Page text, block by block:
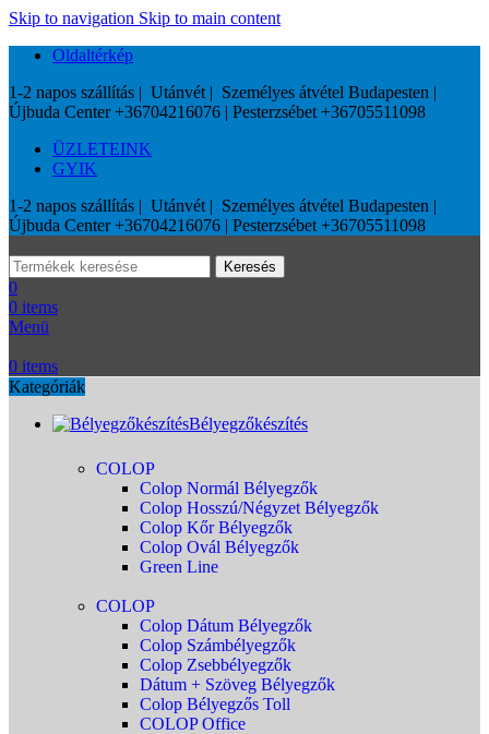
Skip to navigation Skip to main content
Oldaltérkép
1-2 napos szállítás | Utánvét | Személyes átvétel Budapesten |
Újbuda Center +36704216076 | Pesterzsébet +36705511098
ÜZLETEINK
GYIK
1-2 napos szállítás | Utánvét | Személyes átvétel Budapesten |
Újbuda Center +36704216076 | Pesterzsébet +36705511098
Keresés
0
0 items
Menü
0 items
Kategóriák
Bélyegzőkészítés
COLOP
Colop Normál Bélyegzők
Colop Hosszú/Négyzet Bélyegzők
Colop Kőr Bélyegzők
Colop Ovál Bélyegzők
Green Line
COLOP
Colop Dátum Bélyegzők
Colop Számbélyegzők
Colop Zsebbélyegzők
Dátum + Szöveg Bélyegzők
Colop Bélyegzős Toll
COLOP Office